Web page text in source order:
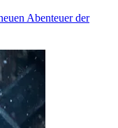
Abenteuer der